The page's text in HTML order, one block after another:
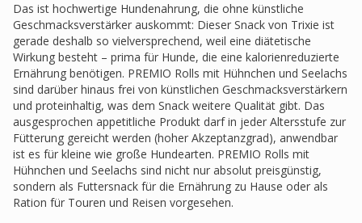
Das ist hochwertige Hundenahrung, die ohne künstliche
Geschmacksverstärker auskommt: Dieser Snack von Trixie ist
gerade deshalb so vielversprechend, weil eine diätetische
Wirkung besteht – prima für Hunde, die eine kalorienreduzierte
Ernährung benötigen. PREMIO Rolls mit Hühnchen und Seelachs
sind darüber hinaus frei von künstlichen Geschmacksverstärkern
und proteinhaltig, was dem Snack weitere Qualität gibt. Das
ausgesprochen appetitliche Produkt darf in jeder Altersstufe zur
Fütterung gereicht werden (hoher Akzeptanzgrad), anwendbar
ist es für kleine wie große Hundearten. PREMIO Rolls mit
Hühnchen und Seelachs sind nicht nur absolut preisgünstig,
sondern als Futtersnack für die Ernährung zu Hause oder als
Ration für Touren und Reisen vorgesehen.